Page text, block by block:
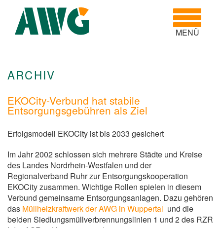
Toggle
MENÜ
ARCHIV
EKOCity-Verbund hat stabile
Entsorgungsgebühren als Ziel
Erfolgsmodell EKOCity ist bis 2033 gesichert
Im Jahr 2002 schlossen sich mehrere Städte und Kreise
des Landes Nordrhein-Westfalen und der
Regionalverband Ruhr zur Entsorgungskooperation
EKOCity zusammen. Wichtige Rollen spielen in diesem
Verbund gemeinsame Entsorgungsanlagen. Dazu gehören
das Müllheizkraftwerk der AWG in Wuppertal und die
beiden Siedlungsmüllverbrennungslinien 1 und 2 des RZR